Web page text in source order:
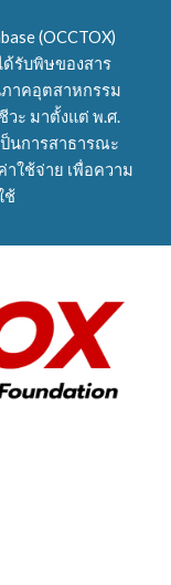
(OCCTOX)
รับพิษของสาร
าคอุตสาหกรรม
ะ มาตั้งแต่ พ.ศ.
นการสาธารณะ
ใช้จ่าย เพื่อความ
ช้